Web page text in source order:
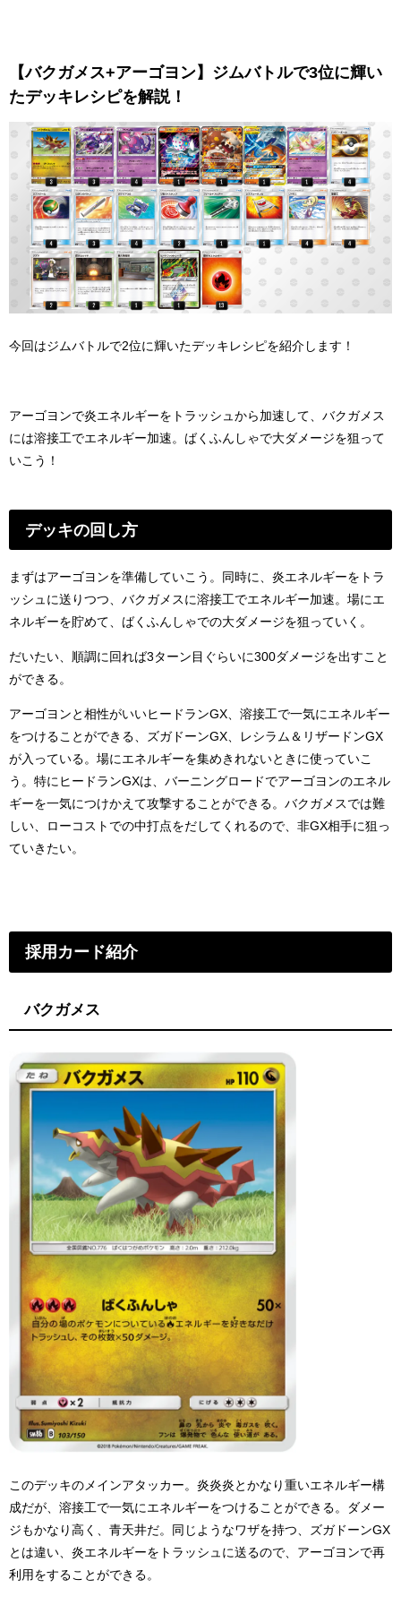
【バクガメス+アーゴヨン】ジムバトルで3位に輝い
たデッキレシピを解説！
今回はジムバトルで2位に輝いたデッキレシピを紹介します！
アーゴヨンで炎エネルギーをトラッシュから加速して、バクガメス
には溶接工でエネルギー加速。ばくふんしゃで大ダメージを狙って
いこう！
デッキの回し方
まずはアーゴヨンを準備していこう。同時に、炎エネルギーをトラ
ッシュに送りつつ、バクガメスに溶接工でエネルギー加速。場にエ
ネルギーを貯めて、ばくふんしゃでの大ダメージを狙っていく。
だいたい、順調に回れば3ターン目ぐらいに300ダメージを出すこと
ができる。
アーゴヨンと相性がいいヒードランGX、溶接工で一気にエネルギー
をつけることができる、ズガドーンGX、レシラム＆リザードンGX
が入っている。場にエネルギーを集めきれないときに使っていこ
う。特にヒードランGXは、バーニングロードでアーゴヨンのエネル
ギーを一気につけかえて攻撃することができる。バクガメスでは難
しい、ローコストでの中打点をだしてくれるので、非GX相手に狙っ
ていきたい。
採用カード紹介
バクガメス
このデッキのメインアタッカー。炎炎炎とかなり重いエネルギー構
成だが、溶接工で一気にエネルギーをつけることができる。ダメー
ジもかなり高く、青天井だ。同じようなワザを持つ、ズガドーンGX
とは違い、炎エネルギーをトラッシュに送るので、アーゴヨンで再
利用をすることができる。